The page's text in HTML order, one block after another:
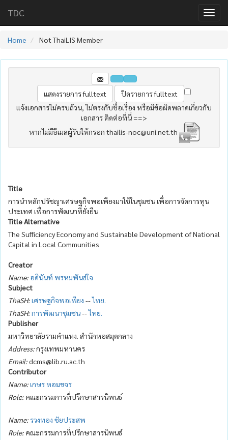
TDC
Home Not ThaiLIS Member
แจ้งเอกสารไม่ครบถ้วน, ไม่ตรงกับชื่อเรื่อง หรือมีข้อผิดพลาดเกี่ยวกับ
เอกสาร ติดต่อที่นี่ ==>
หากไม่มีอีเมลผู้รับให้กรอก thailis-noc@uni.net.th
Title
การนำหลักปรัชญาเศรษฐกิจพอเพียงมาใช้ในชุมชน เพื่อการจัดการทุน
ประเทศ เพื่อการพัฒนาที่ยั่งยืน
Title Alternative
The Sufficiency Economy and Sustainable Development of National
Capital in Local Communities
Creator
Name: อดินันท์ พรหมพันธ์ใจ
Subject
ThaSH:เศรษฐกิจพอเพียง --ไทย.
ThaSH:การพัฒนาชุมชน--ไทย.
Publisher
มหาวิทยาลัยรามคำแหง. สำนักหอสมุดกลาง
Address:กรุงเทพมหานคร
Email:dcms@lib.ru.ac.th
Contributor
Name:เกษร หอมขจร
Role: คณะกรรมการที่ปรึกษาสารนิพนธ์
Name: รวงทอง ชัยประสพ
Role: คณะกรรมการที่ปรึกษาสารนิพนธ์